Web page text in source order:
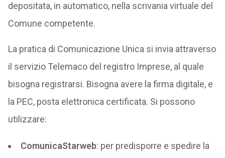
depositata, in automatico, nella scrivania virtuale del
Comune competente.
La pratica di Comunicazione Unica si invia attraverso
il servizio Telemaco del registro Imprese, al quale
bisogna registrarsi. Bisogna avere la firma digitale, e
la PEC, posta elettronica certificata. Si possono
utilizzare:
ComunicaStarweb: per predisporre e spedire la